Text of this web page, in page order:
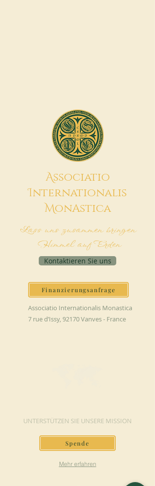
Associatio
Internationalis
MonAstica
Lass uns zusammen bringen
Himmel auf Erden
Kontaktieren Sie uns
Finanzierungsanfrage
Associatio Internationalis Monastica
7 rue d’Issy, 92170 Vanves - France
UNTERSTÜTZEN SIE UNSERE MISSION
Spende
Mehr erfahren